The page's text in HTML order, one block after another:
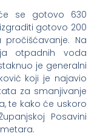
se gotovo 630
gotovo 200
Na
otpadnih voda
je generalni
koji je najavio
za smanjivanje
te kako će uskoro
Posavini